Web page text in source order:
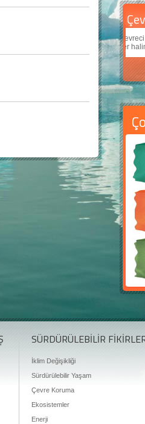
Çevre için 5 basit
sayesinde dünyanın daha iyi bir
SÜRDÜRÜLEBİLİR
İklim Değişikliği
Sürdürülebilir Yaşam
Çevre Koruma
Ekosistemler
Enerji